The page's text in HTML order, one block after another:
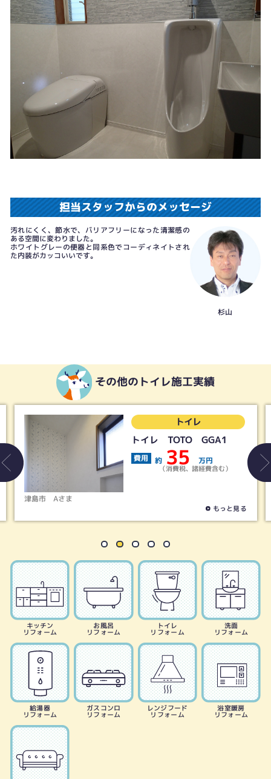
担当スタッフからのメッセージ
汚れにくく、節水で、バリアフリーになった清潔感の
ある空間に変わりました。
ホワイトグレーの便器と同系色でコーディネイトされ
た内装がカッコいいです。
杉山
その他のトイレ施工実績
津島市 Aさま
トイレ
トイレ TOTO GGA1
費用 約 35 万円
（消費税、諸経費含む）
もっと見る
キッチン
リフォーム
お風呂
リフォーム
トイレ
リフォーム
洗面
リフォーム
給湯器
リフォーム
ガスコンロ
リフォーム
レンジフード
リフォーム
浴室暖房
リフォーム